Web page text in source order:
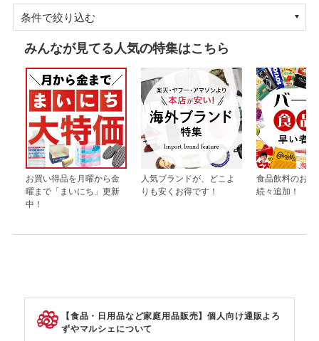
条件で絞り込む
みんなが見てる人気の特集はこちら
お買い得品を月曜から金
曜まで「まいにち」更新
中！
人気ブランドが、どこよ
りも安くお得です！
食品飲料のお買
続々追加！
【食品・日用品など家庭用品販売】個人向け通販よろ
ずやマルシェについて